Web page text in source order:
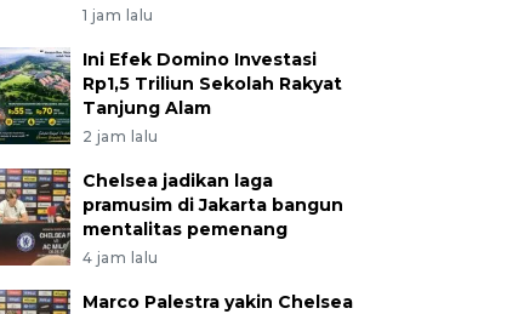
1 jam lalu
Ini Efek Domino Investasi
Rp1,5 Triliun Sekolah Rakyat
Tanjung Alam
2 jam lalu
Chelsea jadikan laga
pramusim di Jakarta bangun
mentalitas pemenang
4 jam lalu
Marco Palestra yakin Chelsea